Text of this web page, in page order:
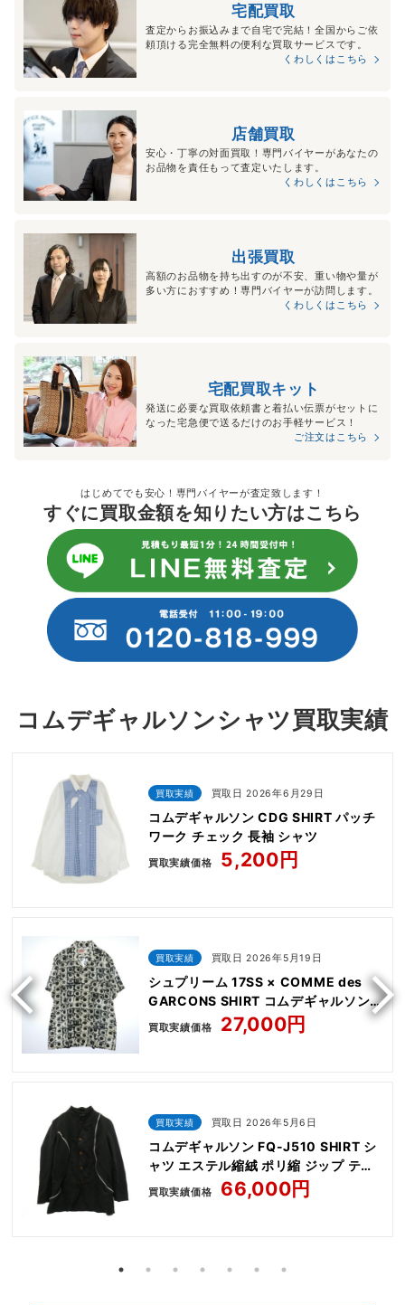
宅配買取
査定からお振込みまで自宅で完結！全国からご依
頼頂ける完全無料の便利な買取サービスです。
くわしくはこちら
店舗買取
安心・丁寧の対面買取！専門バイヤーがあなたの
お品物を責任もって査定いたします。
くわしくはこちら
出張買取
高額のお品物を持ち出すのが不安、重い物や量が
多い方におすすめ！専門バイヤーが訪問します。
くわしくはこちら
宅配買取キット
発送に必要な買取依頼書と着払い伝票がセットに
なった宅急便で送るだけのお手軽サービス！
ご注文はこちら
はじめてでも安心！専門バイヤーが査定致します！
すぐに買取金額を知りたい方はこちら
コムデギャルソンシャツ買取実績
買取実績 買取日 2026年6月29日
コムデギャルソン CDG SHIRT パッチ
ワーク チェック 長袖 シャツ
買取実績価格 5,200円
買取実績 買取日 2026年5月19日
シュプリーム 17SS × COMME des
GARCONS SHIRT コムデギャルソン
シャツ Eyes Rayon Shirt
買取実績価格 27,000円
買取実績 買取日 2026年5月6日
コムデギャルソン FQ-J510 SHIRT シ
ャツ エステル縮絨 ポリ縮 ジップ テー
ラード ジャケット
買取実績価格 66,000円